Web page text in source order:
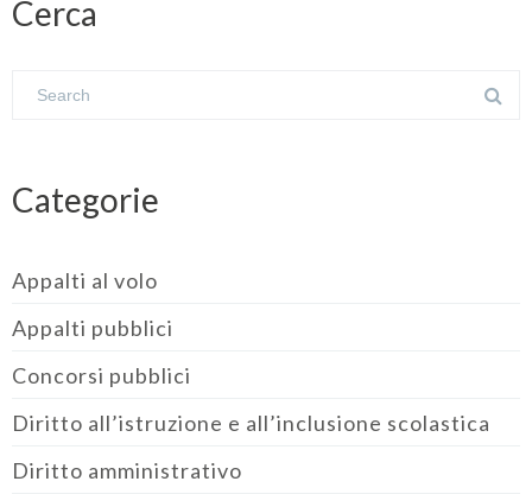
Cerca
Categorie
Appalti al volo
Appalti pubblici
Concorsi pubblici
Diritto all’istruzione e all’inclusione scolastica
Diritto amministrativo